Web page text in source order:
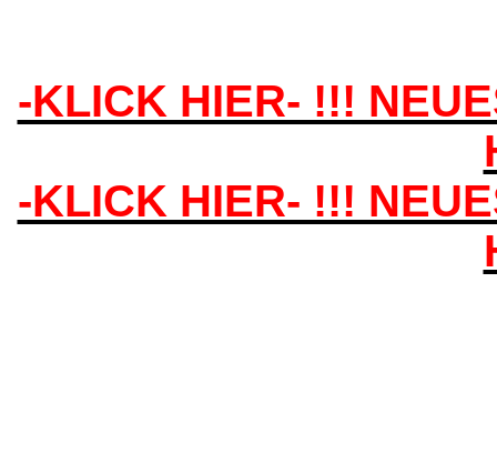
-KLICK HIER- !!!
-KLICK HIER- !!!